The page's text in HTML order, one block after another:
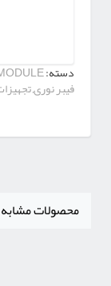
دسته:
فیبر نوری,
محصولات مشابه